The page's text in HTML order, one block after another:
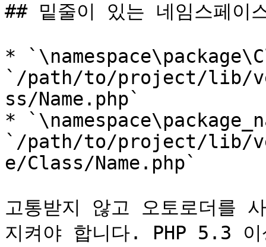
## 밑줄이 있는 네임스페이
*
`/path/to/project/lib/
ss/Name.php`
*
`/path/to/project/lib/
e/Class/Name.php`
고통받지 않고 오토로더를
지켜야 합니다. PHP 5.3 이